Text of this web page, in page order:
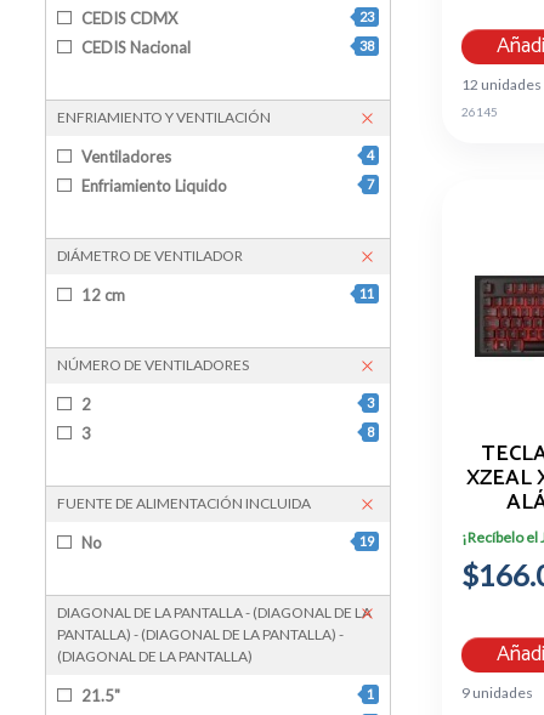
CEDIS CDMX 23
CEDIS Nacional 38
ENFRIAMIENTO Y VENTILACIÓN
Ventiladores 4
Enfriamiento Liquido 7
DIÁMETRO DE VENTILADOR
12 cm 11
NÚMERO DE VENTILADORES
2 3
3 8
FUENTE DE ALIMENTACIÓN INCLUIDA
No 19
DIAGONAL DE LA PANTALLA - (DIAGONAL DE LA
PANTALLA) - (DIAGONAL DE LA PANTALLA) -
(DIAGONAL DE LA PANTALLA)
21.5" 1
12 unidades
26145
XZEAL
¡Recíbelo el
9 unidades